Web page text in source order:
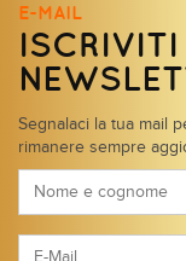
E-MAIL
Segnalaci la tua mail
rimanere sempre